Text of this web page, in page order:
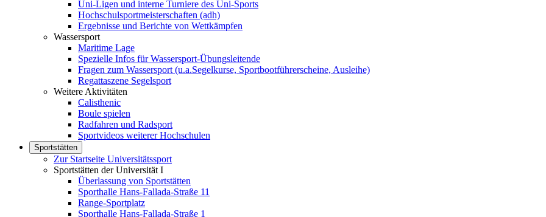
Uni-Ligen und interne Turniere des Uni-Sports
Hochschulsportmeisterschaften (adh)
Ergebnisse und Berichte von Wettkämpfen
Wassersport
Maritime Lage
Spezielle Infos für Wassersport-Übungsleitende
Fragen zum Wassersport (u.a.Segelkurse, Sportbootführerscheine, Ausleihe)
Regattaszene Segelsport
Weitere Aktivitäten
Calisthenic
Boule spielen
Radfahren und Radsport
Sportvideos weiterer Hochschulen
Sportstätten
Zur Startseite Universitätssport
Sportstätten der Universität I
Überlassung von Sportstätten
Sporthalle Hans-Fallada-Straße 11
Range-Sportplatz
Sporthalle Hans-Fallada-Straße 1